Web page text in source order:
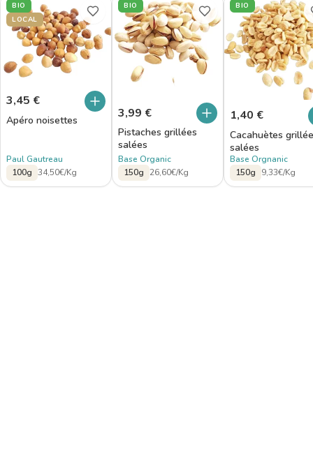
BIO
LOCAL
3,45 €
Apéro noisettes
Paul Gautreau
100g 34,50€/Kg
BIO
3,99 €
Pistaches grillées
salées
Base Organic
150g
26,60€/Kg
BIO
1,40 €
Cacahuètes
salées
Base Orgnanic
150g
9,33€/Kg